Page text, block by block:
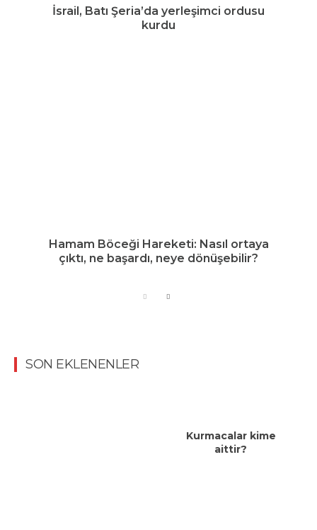
İsrail, Batı Şeria’da yerleşimci ordusu
kurdu
Hamam Böceği Hareketi: Nasıl ortaya
çıktı, ne başardı, neye dönüşebilir?
SON EKLENENLER
Kurmacalar kime
aittir?